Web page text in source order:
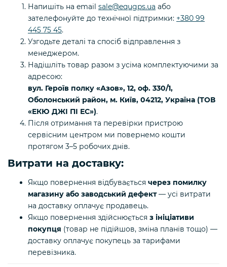
Напишіть на email sale@equgps.ua або
зателефонуйте до технічної підтримки: +380 99
445 75 45.
Узгодьте деталі та спосіб відправлення з
менеджером.
Надішліть товар разом з усіма комплектуючими за
адресою:
вул. Героїв полку «Азов», 12, оф. 330/1,
Оболонський район, м. Київ, 04212, Україна (ТОВ
«ЕКЮ ДЖІ ПІ ЕС»).
Після отримання та перевірки пристрою
сервісним центром ми повернемо кошти
протягом 3–5 робочих днів.
Витрати на доставку:
Якщо повернення відбувається через помилку
магазину або заводський дефект— усі витрати
на доставку оплачує продавець.
Якщо повернення здійснюється з ініціативи
покупця (товар не підійшов, зміна планів тощо) —
доставку оплачує покупець за тарифами
перевізника.